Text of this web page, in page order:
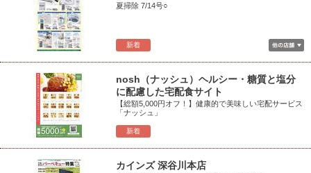
新着
夏掃除 7/14号○
新着
nosh（ナッシュ）ヘルシー・糖質と塩分
に配慮した宅配食サイト
【総額5,000円オフ！】健康的で美味しい宅配サービス
「ナッシュ」
カインズ 深谷川本店